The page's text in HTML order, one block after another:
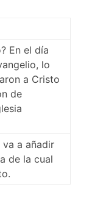
En el día
lo
a Cristo
de
va a añadir
de la cual